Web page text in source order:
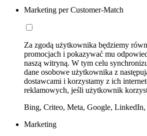
Marketing per Customer-Match
Za zgodą użytkownika będziemy
promocjach i pokazywać mu
naszą witryną. W tym celu
dane osobowe użytkownika z
dostawcami i korzystamy z ich
reklamowych, jeśli użytkownik
Bing, Criteo, Meta, Google,
Marketing